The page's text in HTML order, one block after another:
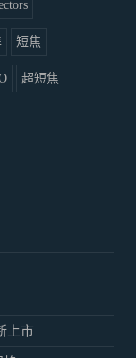
短焦
超短焦
上市